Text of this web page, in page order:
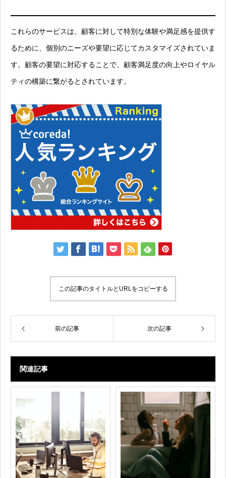
これらのサービスは、顧客に対して特別な体験や満足感を提供す
るために、個別のニーズや要望に応じてカスタマイズされていま
す。顧客の要望に対応することで、顧客満足度の向上やロイヤル
ティの構築に繋がるとされています。
この記事のタイトルとURLをコピーする
前の記事 次の記事
関連記事